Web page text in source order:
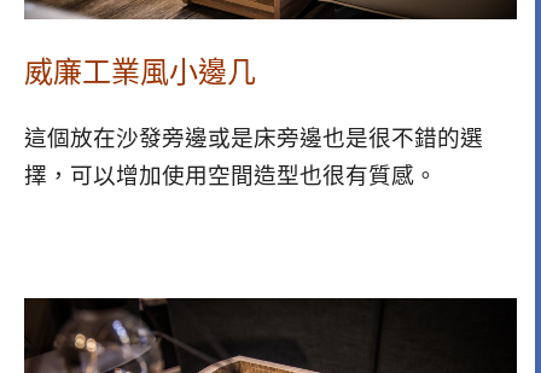
威廉工業風小邊几
這個放在沙發旁邊或是床旁邊也是很不錯的選
擇，可以增加使用空間造型也很有質感。